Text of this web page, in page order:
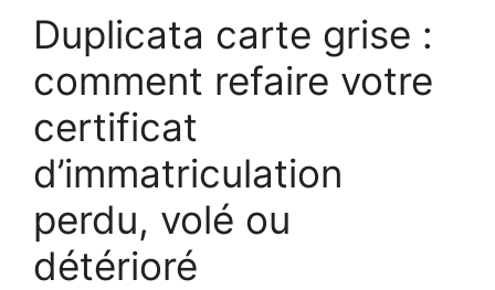
Duplicata carte grise :
comment refaire votre
certificat
d’immatriculation
perdu, volé ou
détérioré